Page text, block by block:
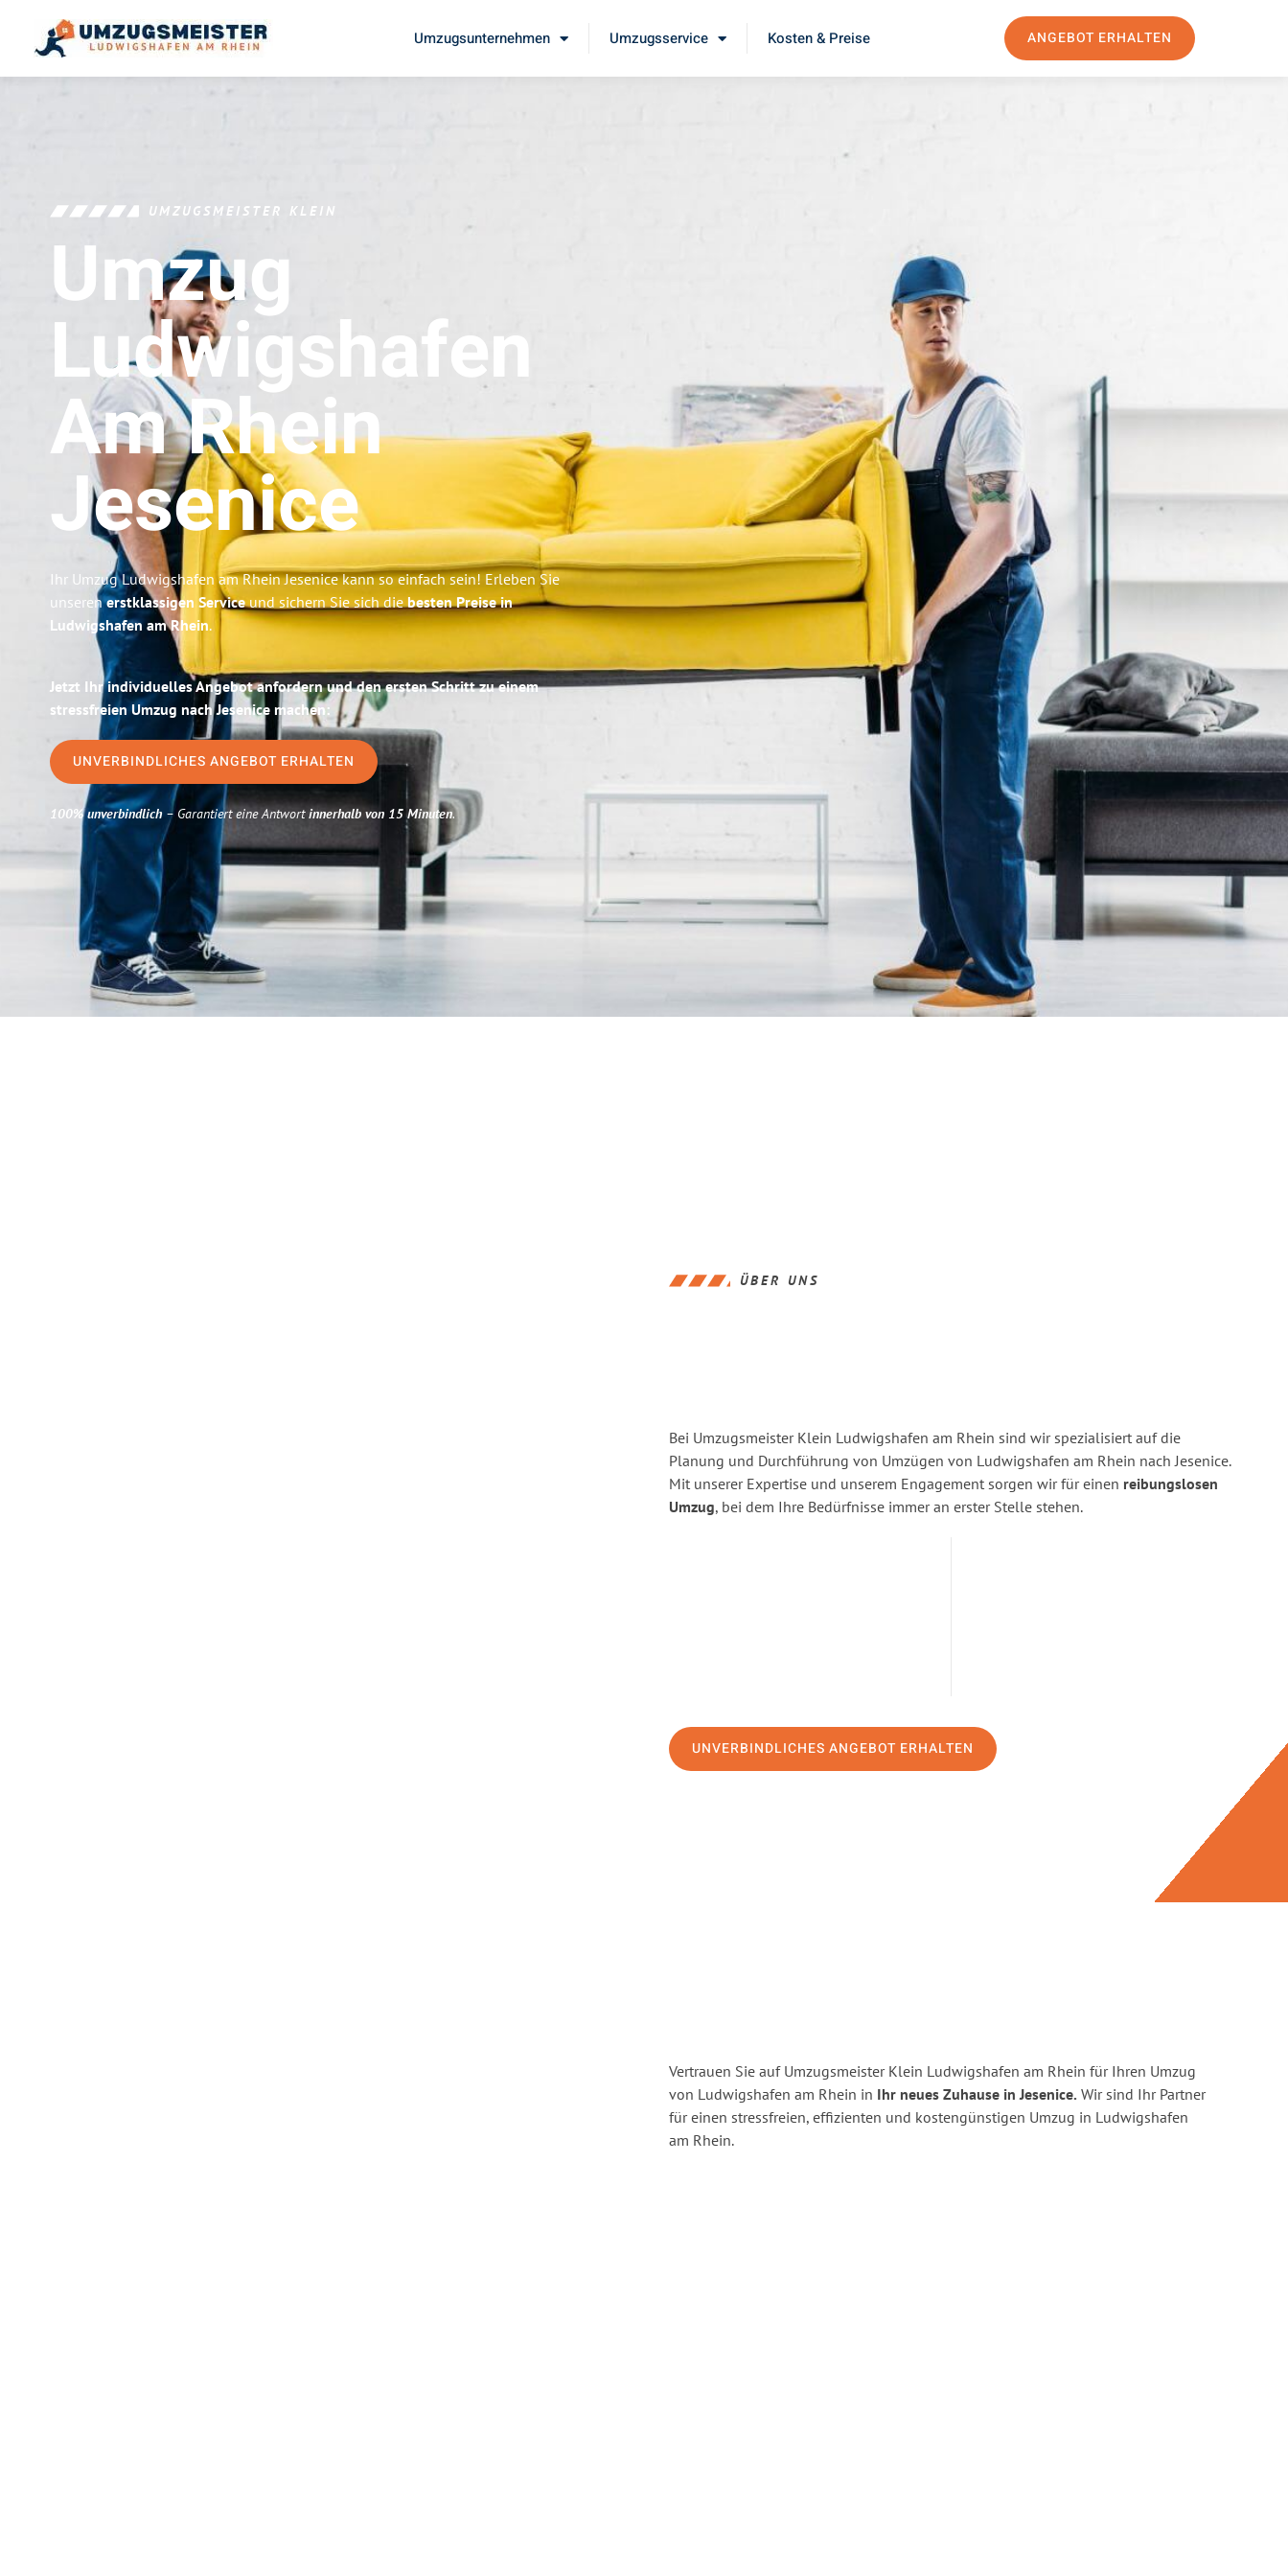
Umzugsunternehmen Umzugsservice Kosten & Preise ANGEBOT ERHALTEN
UMZUGSMEISTER KLEIN
Umzug
Ludwigshafen
Am Rhein
Jesenice
Ihr Umzug Ludwigshafen am Rhein Jesenice kann so einfach sein! Erleben Sie
unserenerstklassigen Serviceund sichern Sie sich diebesten Preise in
Ludwigshafen am Rhein.
Jetzt Ihr individuelles Angebot anfordern und den ersten Schritt zu einem
stressfreien Umzug nach Jesenice machen:
UNVERBINDLICHES ANGEBOT ERHALTEN
100% unverbindlich– Garantiert eine Antwortinnerhalb von 15 Minuten.
ÜBER UNS
Bei Umzugsmeister Klein Ludwigshafen am Rhein sind wir spezialisiert auf die
Planung und Durchführung von Umzügen von Ludwigshafen am Rhein nach Jesenice.
Mit unserer Expertise und unserem Engagement sorgen wir für einen reibungslosen
Umzug, bei dem Ihre Bedürfnisse immer an erster Stelle stehen.
UNVERBINDLICHES ANGEBOT ERHALTEN
Vertrauen Sie auf Umzugsmeister Klein Ludwigshafen am Rhein für Ihren Umzug
von Ludwigshafen am Rhein in Ihr neues Zuhause in Jesenice. Wir sind Ihr Partner
für einen stressfreien, effizienten und kostengünstigen Umzug in Ludwigshafen
am Rhein.